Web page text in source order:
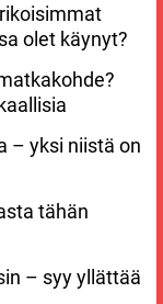
olet käynyt?
– yksi niistä on
tähän
– syy yllättää